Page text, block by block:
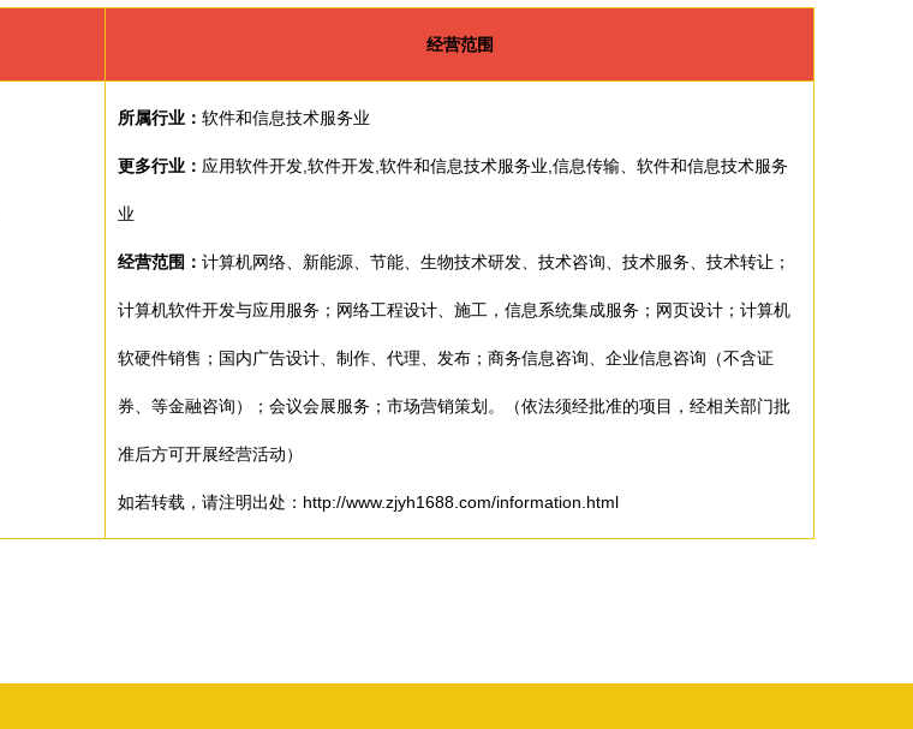
经营范围
所属行业： 软件和信息技术服务业
更多行业： 应用软件开发,软件开发,软件和信息技术服务业,信息传输、软件和信息技术服务
业
经营范围： 计算机网络、新能源、节能、生物技术研发、技术咨询、技术服务、技术转让；
计算机软件开发与应用服务；网络工程设计、施工，信息系统集成服务；网页设计；计算机
软硬件销售；国内广告设计、制作、代理、发布；商务信息咨询、企业信息咨询（不含证
券、等金融咨询）；会议会展服务；市场营销策划。（依法须经批准的项目，经相关部门批
准后方可开展经营活动）
如若转载，请注明出处：http://www.zjyh1688.com/information.html